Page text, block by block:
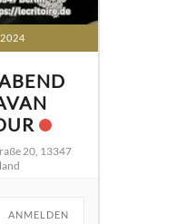
20, 13347
ANMELDEN